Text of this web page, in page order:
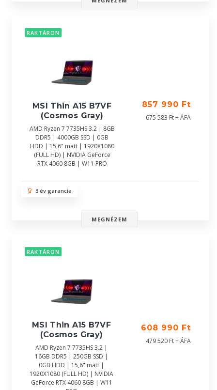
RAKTÁRON
MSI Thin A15 B7VF
(Cosmos Gray)
AMD Ryzen 7 7735HS 3.2 | 8GB
DDR5 | 4000GB SSD | 0GB
HDD | 15,6" matt | 1920X1080
(FULL HD) | NVIDIA GeForce
RTX 4060 8GB | W11 PRO
857 990 Ft
675 583 Ft + ÁFA
3 év garancia
MEGNÉZEM
RAKTÁRON
MSI Thin A15 B7VF
(Cosmos Gray)
AMD Ryzen 7 7735HS 3.2 |
16GB DDR5 | 250GB SSD |
0GB HDD | 15,6" matt |
1920X1080 (FULL HD) | NVIDIA
GeForce RTX 4060 8GB | W11
608 990 Ft
479 520 Ft + ÁFA